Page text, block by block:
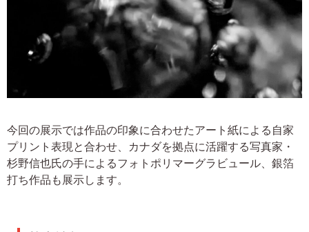
今回の展示では作品の印象に合わせたアート紙による自家
プリント表現と合わせ、カナダを拠点に活躍する写真家・
杉野信也氏の手によるフォトポリマーグラビュール、銀箔
打ち作品も展示します。